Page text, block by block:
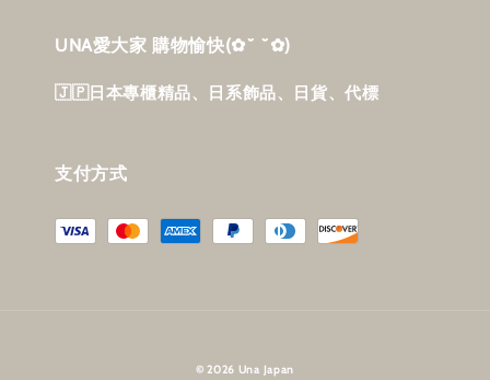
UNA愛大家 購物愉快‎(✿˘ ˘✿)
🇯🇵日本專櫃精品、日系飾品、日貨、代標
支付方式
© 2026 Una Japan